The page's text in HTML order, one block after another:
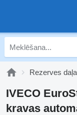
Rezerves
IVECO
kravas